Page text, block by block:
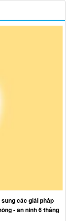
các giải pháp
- an ninh 6 tháng